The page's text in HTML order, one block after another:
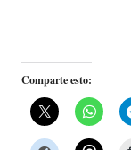
Comparte esto: